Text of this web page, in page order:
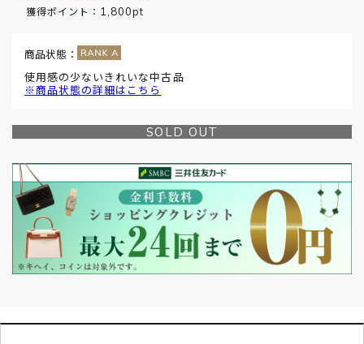
獲得ポイント： 1,800pt
商品状態：
使用感の少ないきれいな中古品
※商品状態の詳細はこちら
SOLD OUT